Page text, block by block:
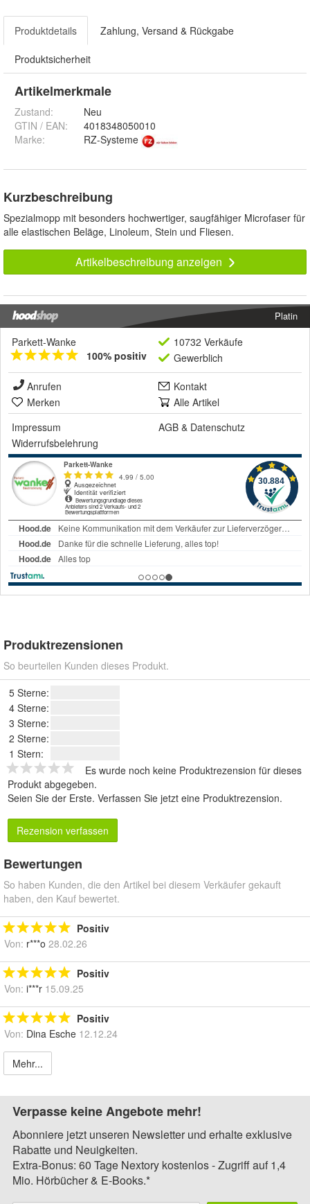
Produktdetails Zahlung, Versand & Rückgabe
Produktsicherheit
Artikelmerkmale
Zustand:
Neu
GTIN / EAN:
4018348050010
Marke:
RZ-Systeme
Kurzbeschreibung
Spezialmopp mit besonders hochwertiger, saugfähiger Microfaser für
alle elastischen Beläge, Linoleum, Stein und Fliesen.
Artikelbeschreibung anzeigen
Platin
Parkett-Wanke
100% positiv
10732 Verkäufe
Gewerblich
Anrufen
Kontakt
Merken
Alle Artikel
Impressum
AGB & Datenschutz
Widerrufsbelehrung
Produktrezensionen
So beurteilen Kunden dieses Produkt.
5 Sterne:
4 Sterne:
3 Sterne:
2 Sterne:
1 Stern:
Es wurde noch keine Produktrezension für dieses
Produkt abgegeben.
Seien Sie der Erste. Verfassen Sie jetzt eine Produktrezension.
Rezension verfassen
Bewertungen
So haben Kunden, die den Artikel bei diesem Verkäufer gekauft
haben, den Kauf bewertet.
Positiv
Von: r***o 28.02.26
Positiv
Von: i***r 15.09.25
Positiv
Von: Dina Esche 12.12.24
Mehr...
Verpasse keine Angebote mehr!
Abonniere jetzt unseren Newsletter und erhalte exklusive
Rabatte und Neuigkeiten.
Extra-Bonus: 60 Tage Nextory kostenlos - Zugriff auf 1,4
Mio. Hörbücher & E-Books.*